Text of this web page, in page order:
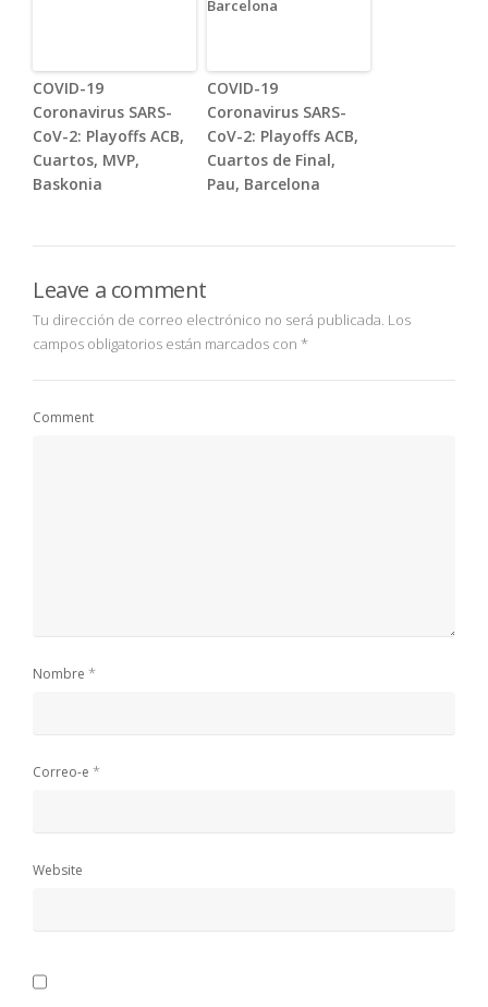
COVID-19
Coronavirus SARS-
CoV-2: Playoffs ACB,
Cuartos, MVP,
Baskonia
COVID-19
Coronavirus SARS-
CoV-2: Playoffs ACB,
Cuartos de Final,
Pau, Barcelona
Leave a comment
Tu dirección de correo electrónico no será publicada. Los
campos obligatorios están marcados con *
Comment
Nombre *
Correo-e *
Website